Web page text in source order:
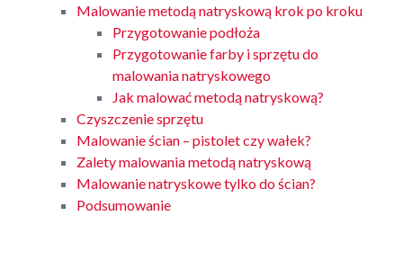
Malowanie metodą natryskową krok po kroku
Przygotowanie podłoża
Przygotowanie farby i sprzętu do
malowania natryskowego
Jak malować metodą natryskową?
Czyszczenie sprzętu
Malowanie ścian – pistolet czy wałek?
Zalety malowania metodą natryskową
Malowanie natryskowe tylko do ścian?
Podsumowanie